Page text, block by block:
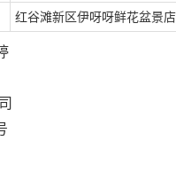
红谷滩新区伊呀呀鲜花盆景店